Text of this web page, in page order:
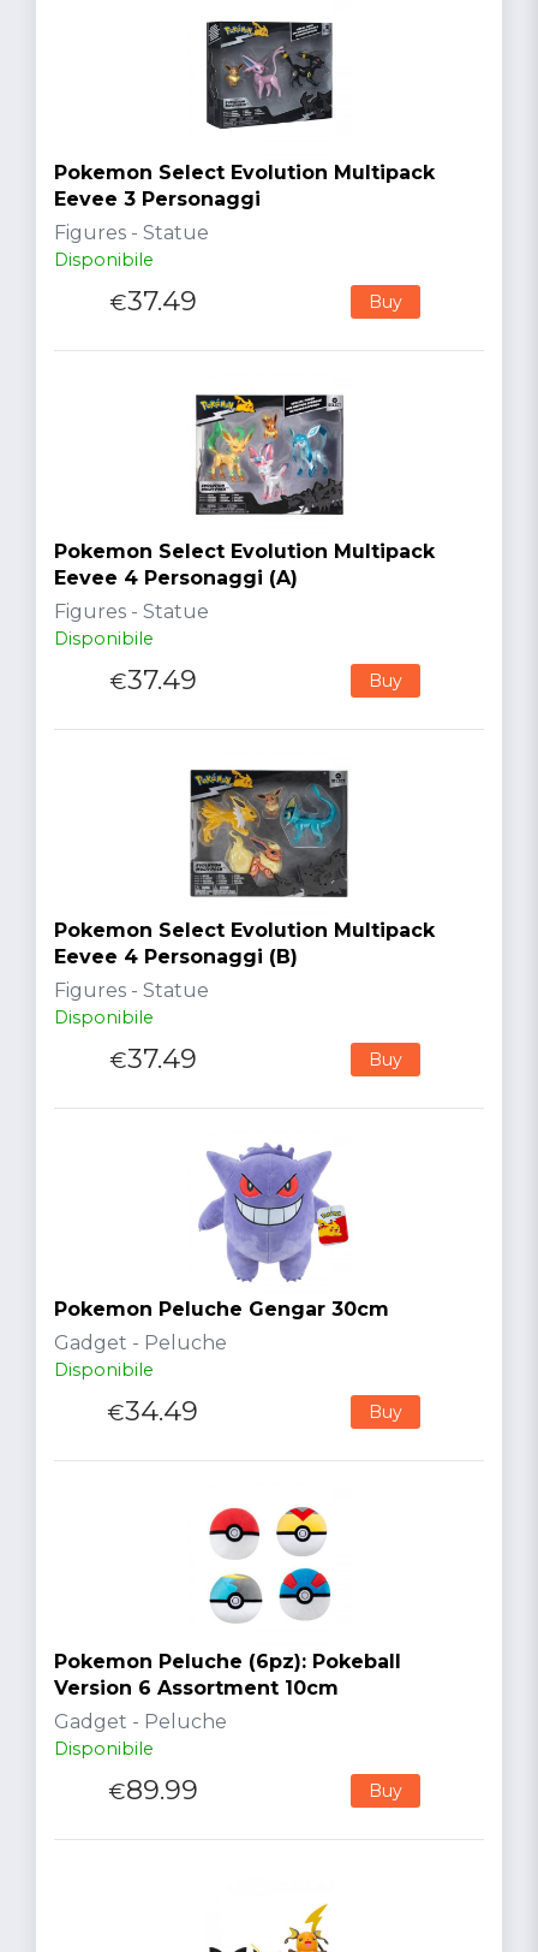
Pokemon Select Evolution Multipack
Eevee 3 Personaggi
Figures - Statue
Disponibile
€37.49 Buy
Pokemon Select Evolution Multipack
Eevee 4 Personaggi (A)
Figures - Statue
Disponibile
€37.49 Buy
Pokemon Select Evolution Multipack
Eevee 4 Personaggi (B)
Figures - Statue
Disponibile
€37.49 Buy
Pokemon Peluche Gengar 30cm
Gadget - Peluche
Disponibile
€34.49 Buy
Pokemon Peluche (6pz): Pokeball
Version 6 Assortment 10cm
Gadget - Peluche
Disponibile
€89.99 Buy